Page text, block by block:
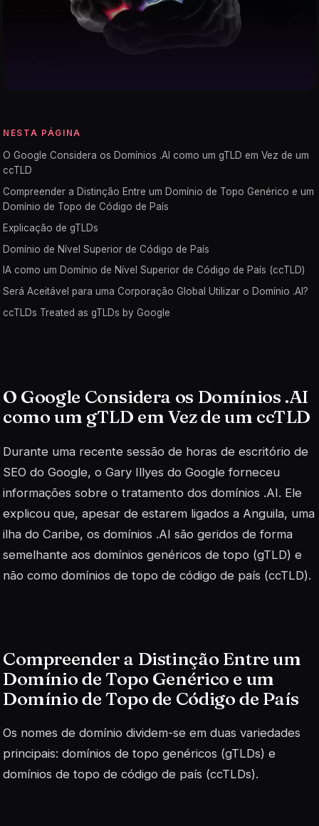
NESTA PÁGINA
O Google Considera os Domínios .AI como um gTLD em Vez de um
ccTLD
Compreender a Distinção Entre um Domínio de Topo Genérico e um
Domínio de Topo de Código de País
Explicação de gTLDs
Domínio de Nível Superior de Código de País
IA como um Domínio de Nível Superior de Código de País (ccTLD)
Será Aceitável para uma Corporação Global Utilizar o Domínio .AI?
ccTLDs Treated as gTLDs by Google
O Google Considera os Domínios .AI
como um gTLD em Vez de um ccTLD
Durante uma recente sessão de horas de escritório de
SEO do Google, o Gary Illyes do Google forneceu
informações sobre o tratamento dos domínios .AI. Ele
explicou que, apesar de estarem ligados a Anguila, uma
ilha do Caribe, os domínios .AI são geridos de forma
semelhante aos domínios genéricos de topo (gTLD) e
não como domínios de topo de código de país (ccTLD).
Compreender a Distinção Entre um
Domínio de Topo Genérico e um
Domínio de Topo de Código de País
Os nomes de domínio dividem-se em duas variedades
principais: domínios de topo genéricos (gTLDs) e
domínios de topo de código de país (ccTLDs).